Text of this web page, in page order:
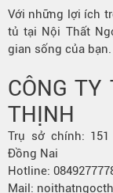
Với những lợi ích
tủ tại Nội Thất
gian sống của bạn.
CÔNG TY
THỊNH
Trụ sở chính:
Đồng Nai
Hotline:
Mail: